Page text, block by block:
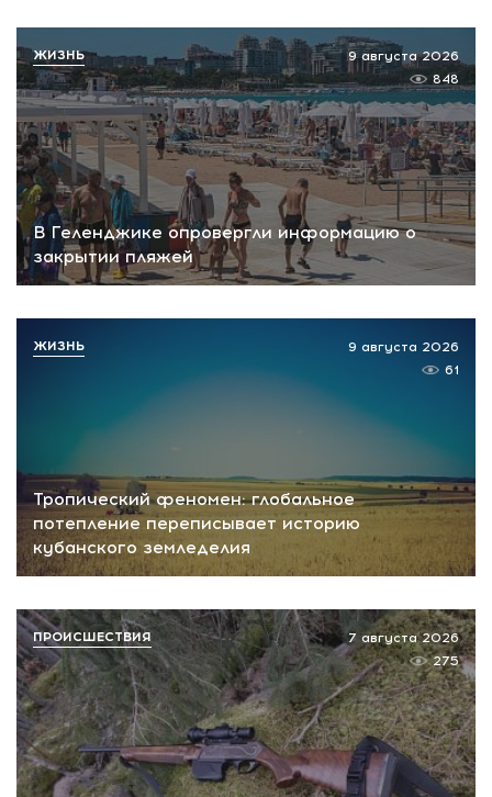
В Геленджике опровергли информацию о
закрытии пляжей
9 августа 2026
848
ЖИЗНЬ
Тропический феномен: глобальное
потепление переписывает историю
кубанского земледелия
9 августа 2026
61
ЖИЗНЬ
7 августа 2026
275
ПРОИСШЕСТВИЯ